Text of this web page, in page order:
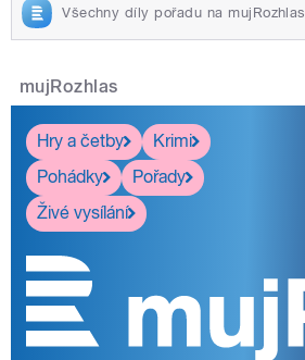
Všechny díly pořadu na mujRozhlas
mujRozhlas
Hry a četby
Krimi
Pohádky
Pořady
Živé vysílání